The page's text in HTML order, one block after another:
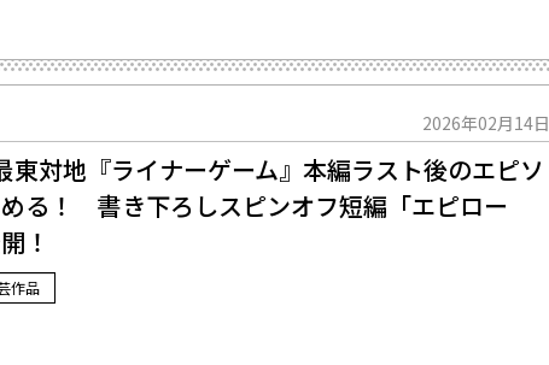
2026年02月14日
東対地『ライナーゲーム』本編ラスト後のエピソ
る！ 書き下ろしスピンオフ短編「エピロー
！
作品